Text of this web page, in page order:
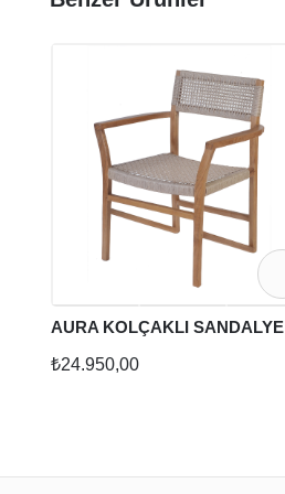
AURA KOLÇAKLI SANDALYE
₺24.950,00